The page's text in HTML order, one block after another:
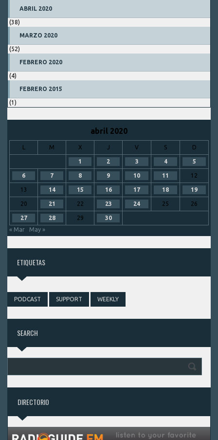
ABRIL 2020
(38)
MARZO 2020
(52)
FEBRERO 2020
(4)
FEBRERO 2015
(1)
abril 2020
L M X J V S D
1 2 3 4 5
6 7 8 9 10 11 12
13 14 15 16 17 18 19
20 21 22 23 24 25 26
27 28 29
30
« Mar
May »
ETIQUETAS
PODCAST SUPPORT WEEKLY
SEARCH
DIRECTORIO